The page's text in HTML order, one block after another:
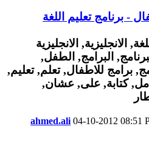
- برنامج تعليم اللغة
ahmed.ali 04-10-2012 08:51